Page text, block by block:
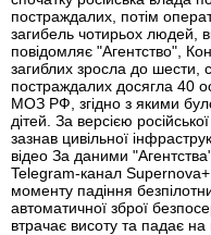
постраждалих, потім
загибель чотирьох людей,
повідомляє "Агентство",
загиблих зросла до шести,
постраждалих досягла 40
МОЗ РФ, згідно з якими
дітей. За версією
зазнав цивільної
відео За даними
Telegram-канал Supernova+
моменту падіння
автоматичної зброї
втрачає висоту та падає на